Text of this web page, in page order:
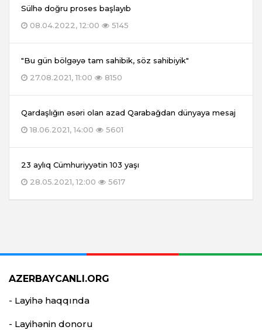
Sülhə doğru proses başlayıb
08.04.2022, 12:00
5145
"Bu gün bölgəyə tam sahibik, söz sahibiyik"
27.08.2021, 11:00
8150
Qardaşlığın əsəri olan azad Qarabağdan dünyaya mesaj
18.06.2021, 14:00
5601
23 aylıq Cümhuriyyətin 103 yaşı
28.05.2021, 12:00
5617
AZERBAYCANLI.ORG
- Layihə haqqında
- Layihənin donoru